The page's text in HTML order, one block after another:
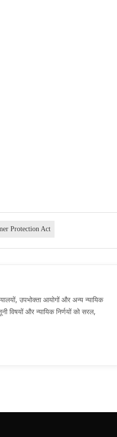
Protection Act
उपभोक्ता आयोगों और अन्य न्यायिक
और न्यायिक निर्णयों को सरल,